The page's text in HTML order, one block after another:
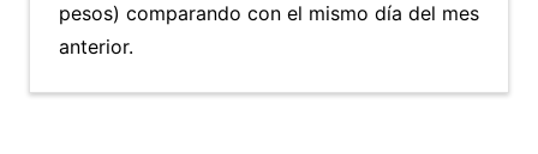
pesos) comparando con el mismo día del mes
anterior.